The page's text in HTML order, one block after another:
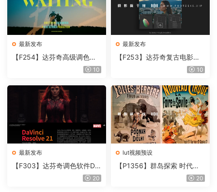
最新发布
【F254】达芬奇高级调色插
件 Contour V2.2.2 WinMac10
最新发布
【F253】达芬奇复古电影胶
片质感DCTL节点调色预设 M
T V4.0
10
最新发布
【F303】达芬奇调色软件Da
Vinci Resolve Studio21.0.320
lut视频预设
【P1356】群岛探索 时代马
戏团 – QUEST 60 调色预设A
20